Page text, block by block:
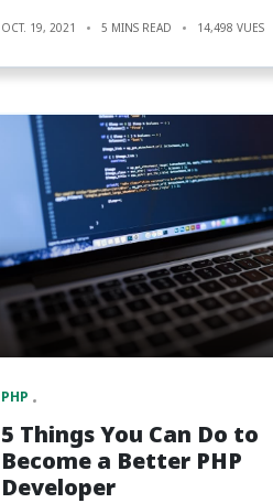
OCT. 19, 2021 5 MINS READ 14,498 VUES
PHP
5 Things You Can Do to
Become a Better PHP
Developer